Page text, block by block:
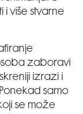
i više stvarne
zaboravi
izrazi i
samo
se može